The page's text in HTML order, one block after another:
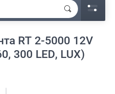
RT 2-5000 12V
300 LED, LUX)